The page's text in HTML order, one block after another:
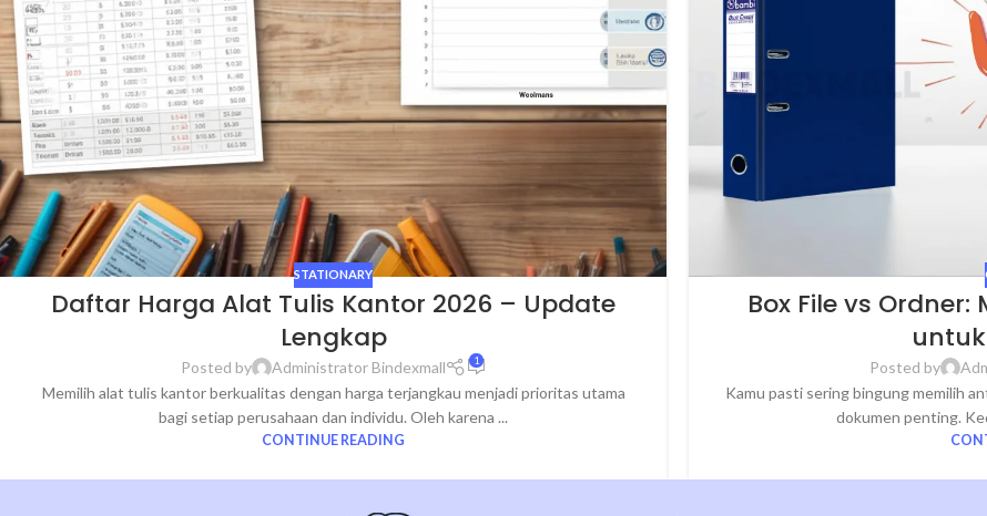
STATIONARY
Daftar Harga Alat Tulis Kantor 2026 – Update
Lengkap
Posted by Administrator Bindexmall 1
Memilih alat tulis kantor berkualitas dengan harga terjangkau menjadi prioritas utama
bagi setiap perusahaan dan individu. Oleh karena ...
CONTINUE READING
Box File vs
Posted by
Kamu pasti sering bingung memilih
dokumen penting.